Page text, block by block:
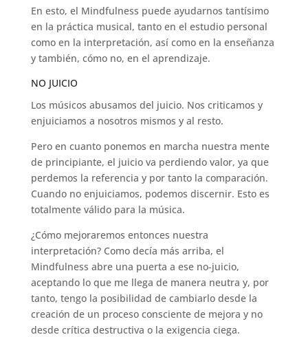
En esto, el Mindfulness puede ayudarnos tantísimo
en la práctica musical, tanto en el estudio personal
como en la interpretación, así como en la enseñanza
y también, cómo no, en el aprendizaje.
NO JUICIO
Los músicos abusamos del juicio. Nos criticamos y
enjuiciamos a nosotros mismos y al resto.
Pero en cuanto ponemos en marcha nuestra mente
de principiante, el juicio va perdiendo valor, ya que
perdemos la referencia y por tanto la comparación.
Cuando no enjuiciamos, podemos discernir. Esto es
totalmente válido para la música.
¿Cómo mejoraremos entonces nuestra
interpretación? Como decía más arriba, el
Mindfulness abre una puerta a ese no-juicio,
aceptando lo que me llega de manera neutra y, por
tanto, tengo la posibilidad de cambiarlo desde la
creación de un proceso consciente de mejora y no
desde crítica destructiva o la exigencia ciega.